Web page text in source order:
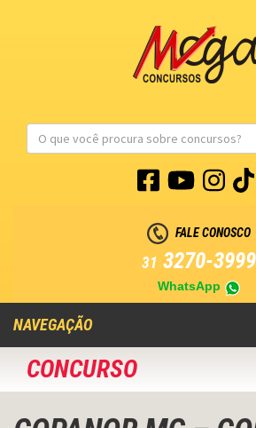
FALE CONOSCO
31 3270-3999
WhatsApp
NAVEGAÇÃO
CONCURSO